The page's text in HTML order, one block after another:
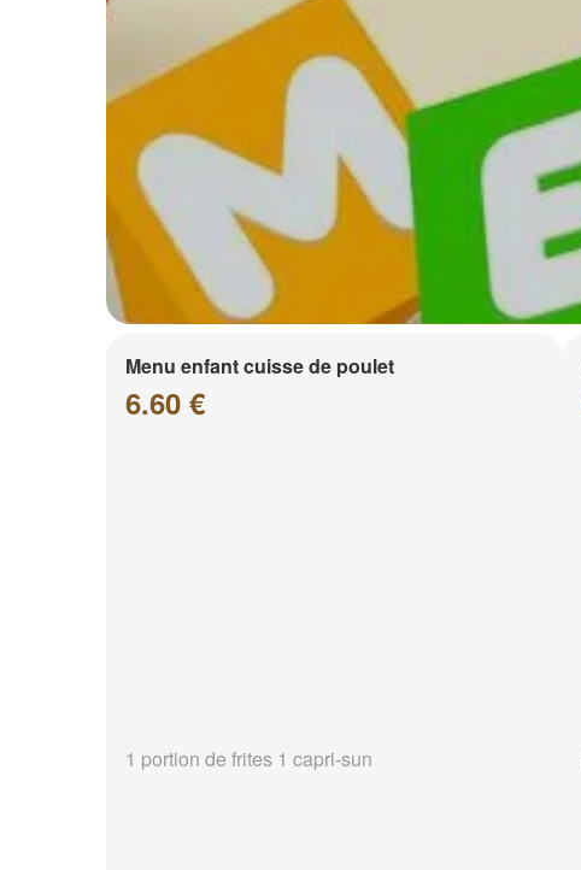
Menu enfant cuisse de poulet
6.60 €
1 portion de frites 1 capri-sun